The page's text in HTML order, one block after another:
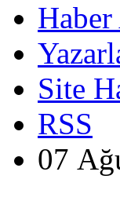
Site
RSS
07